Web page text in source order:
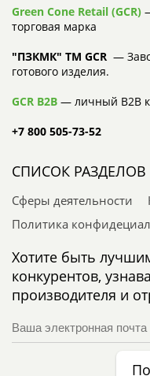
Green Cone Retail (GCR)
торговая марка
"ПЗКМК" TM GCR —
готового изделия.
GCR B2B — личный B2B
+7 800 505-73-52
СПИСОК РАЗДЕЛОВ
Сферы деятельности
Политика
Хотите быть
конкурентов,
производителя и